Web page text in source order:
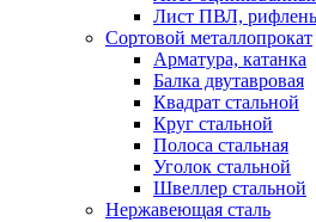
Лист ПВЛ,
Сортовой металлопрокат
Арматура, катанка
Балка двутавровая
Квадрат стальной
Круг стальной
Полоса стальная
Уголок стальной
Швеллер стальной
Нержавеющая сталь